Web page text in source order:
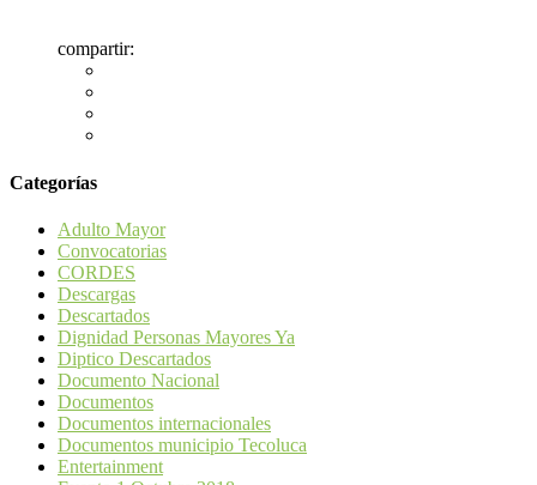
compartir:
Categorías
Adulto Mayor
Convocatorias
CORDES
Descargas
Descartados
Dignidad Personas Mayores Ya
Diptico Descartados
Documento Nacional
Documentos
Documentos internacionales
Documentos municipio Tecoluca
Entertainment